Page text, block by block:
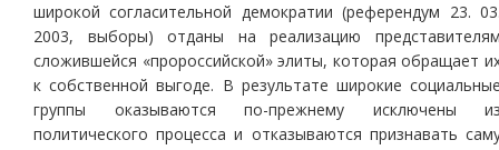
широкой согласительной демократии (референдум 23.
2003, выборы) отданы на реализацию
сложившейся «пророссийской» элиты, которая обращает
к собственной выгоде. В результате широкие
группы оказываются по-прежнему исключены
политического процесса и отказываются признавать